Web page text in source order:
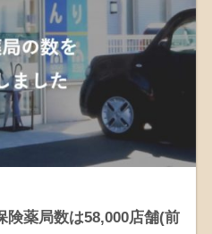
険薬局数は58,000店舗(前